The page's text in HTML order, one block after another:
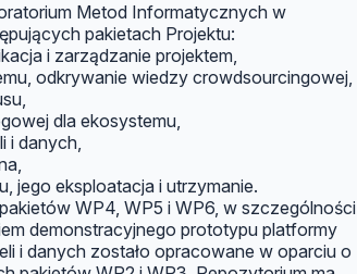
Metod Informatycznych w
pakietach Projektu:
i zarządzanie projektem,
odkrywanie wiedzy crowdsourcingowej,
dla ekosystemu,
i danych,
jego eksploatacja i utrzymanie.
WP4, WP5 i WP6, w szczególności
demonstracyjnego prototypu platformy
i danych zostało opracowane w oparciu o